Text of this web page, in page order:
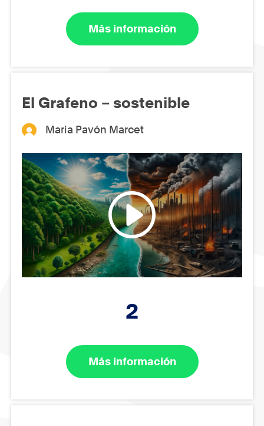
Más información
El Grafeno – sostenible
Maria Pavón Marcet
2
Más información